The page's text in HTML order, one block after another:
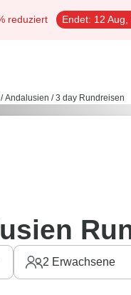
reduziert Endet: 12 Aug,
/ Andalusien / 3 day Rundreisen
2 Erwachsene